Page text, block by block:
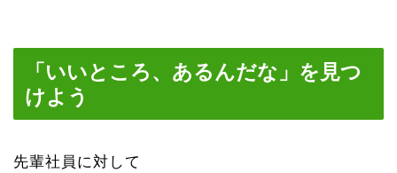
「いいところ、あるんだな」を見つ
けよう
先輩社員に対して